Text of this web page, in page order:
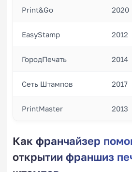
Print&Go 2020
EasyStamp 2012
ГородПечать 2014
Сеть Штампов 2017
PrintMaster 2013
Как франчайзер
открытии франшиз